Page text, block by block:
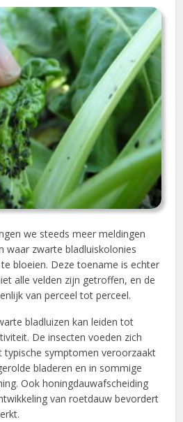
we steeds meer meldingen
waar zwarte bladluiskolonies
bloeien. Deze toename is echter
alle velden zijn getroffen, en de
van perceel tot perceel.
bladluizen kan leiden tot
De insecten voeden zich
typische symptomen veroorzaakt
bladeren en in sommige
Ook honingdauwafscheiding
van roetdauw bevordert